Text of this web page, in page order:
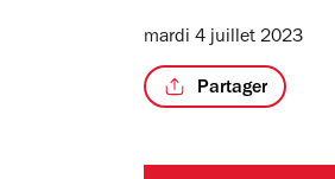
mardi 4 juillet 2023
Partager